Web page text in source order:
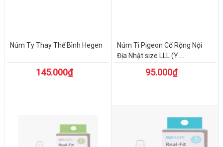
Núm Ty Thay Thế Bình Hegen
145.000₫
Núm Ti Pigeon Cổ Rộng Nội
Địa Nhật size LLL (Y ...
95.000₫